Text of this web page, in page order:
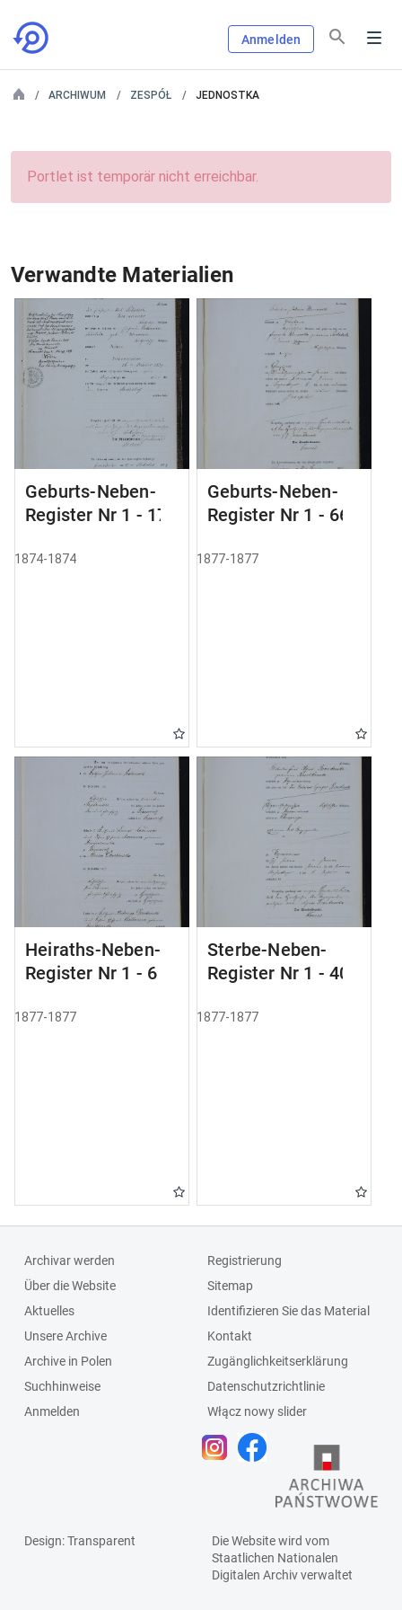
Anmelden
ARCHIWUM ZESPÓŁ JEDNOSTKA
Portlet ist temporär nicht erreichbar.
Verwandte Materialien
Geburts-Neben-
Register Nr 1 - 17
1874-1874
Geburts-Neben-
Register Nr 1 - 66
1877-1877
Heiraths-Neben-
Register Nr 1 - 6
1877-1877
Sterbe-Neben-
Register Nr 1 - 40
1877-1877
Archivar werden
Über die Website
Aktuelles
Unsere Archive
Archive in Polen
Suchhinweise
Anmelden
Registrierung
Sitemap
Identifizieren Sie das Material
Kontakt
Zugänglichkeitserklärung
Datenschutzrichtlinie
Włącz nowy slider
Design: Transparent
Die Website wird vom
Staatlichen Nationalen
Digitalen Archivverwaltet